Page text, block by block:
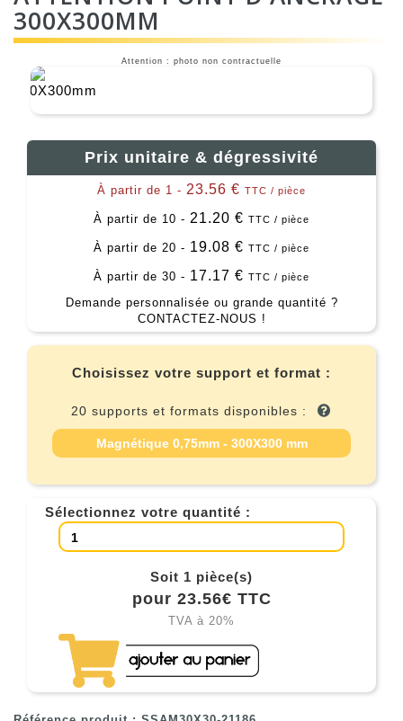
300X300MM
Attention : photo non contractuelle
Prix unitaire & dégressivité
À partir de 1 - 23.56 € TTC / pièce
À partir de 10 - 21.20 € TTC / pièce
À partir de 20 - 19.08 € TTC / pièce
À partir de 30 - 17.17 € TTC / pièce
Demande personnalisée ou grande quantité ?
CONTACTEZ-NOUS !
Choisissez votre support et format :
20 supports et formats disponibles :
Magnétique 0,75mm - 300X300 mm
Sélectionnez votre quantité :
Soit 1 pièce(s)
pour 23.56€ TTC
TVA à 20%